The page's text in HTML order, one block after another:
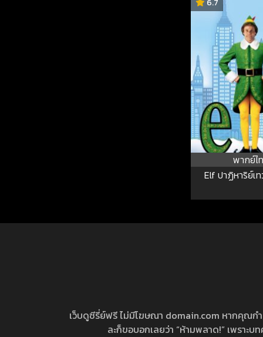
6.7
พากย์ไ
Elf ปาฏิหาริย์เ
เว็บดูซีรี่ย์ฟรี ไม่มีโฆษณา domain.com หากคุณก
ละก็ขอบอกเลยว่า “ห้ามพลาด!” เพราะ